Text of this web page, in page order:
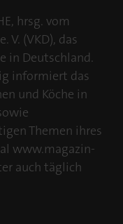
hrsg. vom
V. (VKD), das
in Deutschland.
informiert das
und Köche in
Themen ihres
www.magazin-
auch täglich